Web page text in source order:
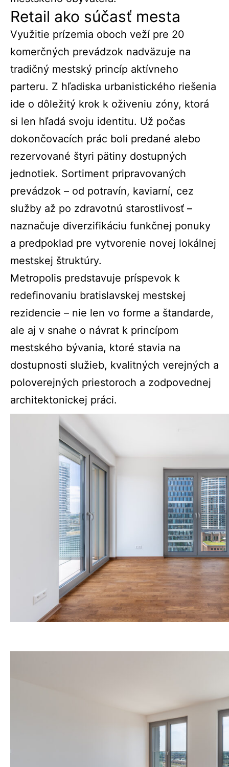
Retail ako súčasť mesta
Využitie prízemia oboch veží pre 20
komerčných prevádzok nadväzuje na
tradičný mestský princíp aktívneho
parteru. Z hľadiska urbanistického riešenia
ide o dôležitý krok k oživeniu zóny, ktorá
si len hľadá svoju identitu. Už počas
dokončovacích prác boli predané alebo
rezervované štyri pätiny dostupných
jednotiek. Sortiment pripravovaných
prevádzok – od potravín, kaviarní, cez
služby až po zdravotnú starostlivosť –
naznačuje diverzifikáciu funkčnej ponuky
a predpoklad pre vytvorenie novej lokálnej
mestskej štruktúry.
Metropolis predstavuje príspevok k
redefinovaniu bratislavskej mestskej
rezidencie – nie len vo forme a štandarde,
ale aj v snahe o návrat k princípom
mestského bývania, ktoré stavia na
dostupnosti služieb, kvalitných verejných a
poloverejných priestoroch a zodpovednej
architektonickej práci.